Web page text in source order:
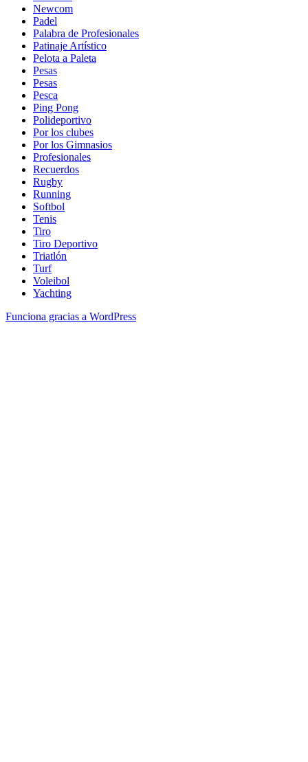
Newcom
Padel
Palabra de Profesionales
Patinaje Artístico
Pelota a Paleta
Pesas
Pesas
Pesca
Ping Pong
Polideportivo
Por los clubes
Por los Gimnasios
Profesionales
Recuerdos
Rugby
Running
Softbol
Tenis
Tiro
Tiro Deportivo
Triatlón
Turf
Voleibol
Yachting
Funciona gracias a WordPress